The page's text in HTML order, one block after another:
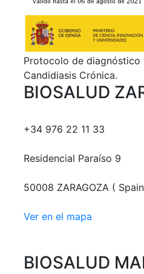
Protocolo de
Candidiasis Crónica.
BIOSALUD
+34 976 22 11 33
Residencial Paraíso 9
50008 ZARAGOZA (
Ver en el mapa
BIOSALUD